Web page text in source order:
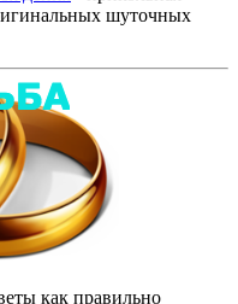
шуточных
как правильно